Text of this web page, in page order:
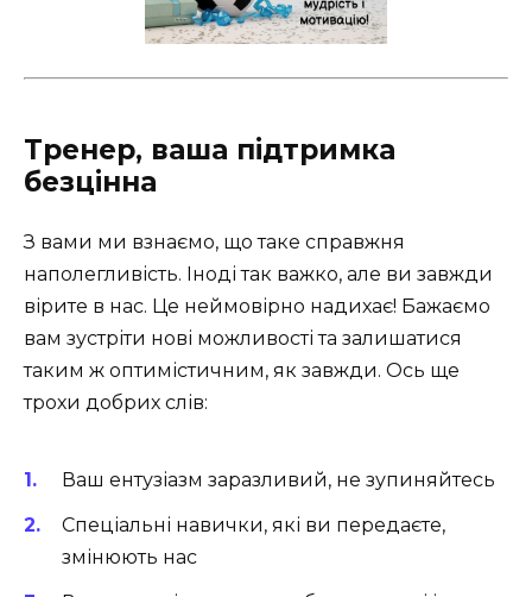
Тренер, ваша підтримка
безцінна
З вами ми взнаємо, що таке справжня
наполегливість. Іноді так важко, але ви завжди
вірите в нас. Це неймовірно надихає! Бажаємо
вам зустріти нові можливості та залишатися
таким ж оптимістичним, як завжди. Ось ще
трохи добрих слів:
Ваш ентузіазм заразливий, не зупиняйтесь
Спеціальні навички, які ви передаєте,
змінюють нас